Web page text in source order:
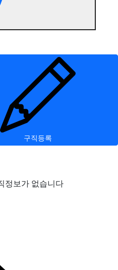
구직등록
정보가 없습니다